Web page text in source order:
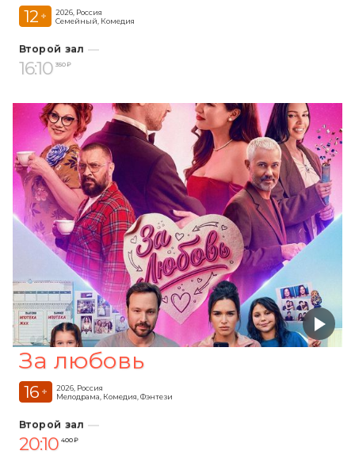
12 +
2026, Россия
Семейный, Комедия
Второй зал
16:10 350 ₽
За любовь
16 +
2026, Россия
Мелодрама, Комедия, Фэнтези
Второй зал
20:10 400 ₽